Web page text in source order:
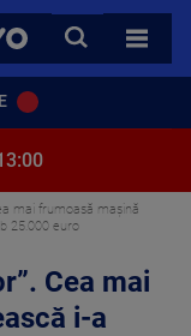
CAUTA
TOATE
mai frumoasă mașină
25.000 euro
Cea mai
i-a